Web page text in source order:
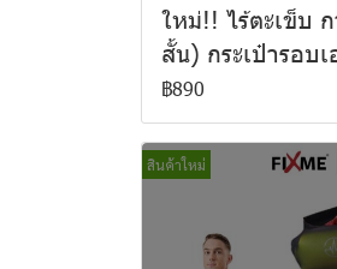
ใหม่!! ไร้ตะเข็บ
สั้น) กระเป๋ารอบ
฿890
สินค้าใหม่